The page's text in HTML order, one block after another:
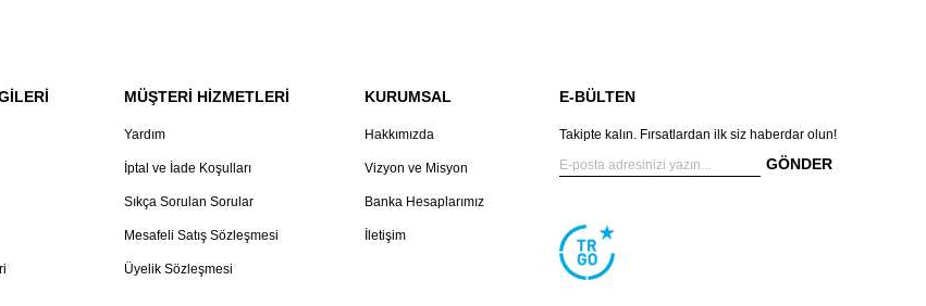
MÜŞTERİ HİZMETLERİ
Yardım
İptal ve İade Koşulları
Sıkça Sorulan Sorular
Mesafeli Satış Sözleşmesi
Üyelik Sözleşmesi
KURUMSAL
Hakkımızda
Vizyon ve Misyon
Banka Hesaplarımız
İletişim
E-BÜLTEN
Takipte kalın. Fırsatlardan ilk siz haberdar olun!
GÖNDER